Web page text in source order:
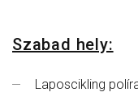
Szabad hely:
Laposcikling